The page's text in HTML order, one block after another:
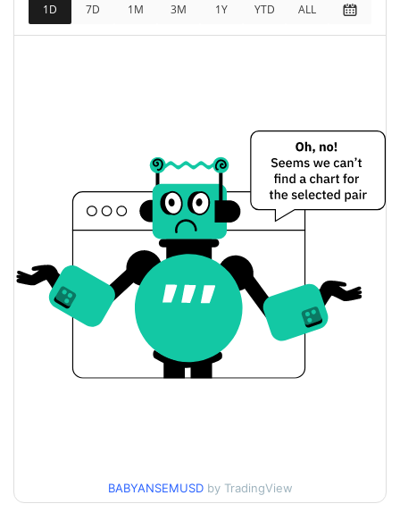
Capitalización de
Mínimo/máximo de ayer
$0,000074116226 /
$0,000075902433
Apertura/cierre de ayer
$0,000075902433 /
Cambio de ayer 3.19%
Volumen de ayer $8546,5896
Historial de precios de The Black Calf
Mínimo/máximo en 30
días
$0,000069441714 /
$0,00008089504
1D 7D 1M 3M 1Y YTD ALL
BABYANSEMUSD by TradingView